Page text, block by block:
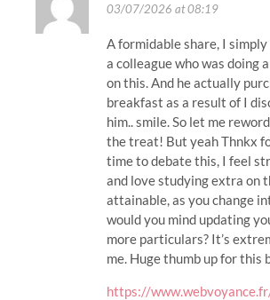
03/07/2026 at 08:19
A formidable share, I
a colleague who was doing
on this. And he actually
breakfast as a result of I
him.. smile. So let me
the treat! But yeah Thnkx
time to debate this, I feel
and love studying extra on
attainable, as you change
would you mind updating
more particulars? It’s
me. Huge thumb up for this
https://